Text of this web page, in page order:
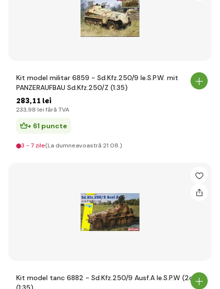
Kit model militar 6859 - Sd.Kfz.250/9 le.S.P.W. mit
PANZERAUFBAU Sd.Kfz.250/Z (1:35)
283,11 lei
233,98 lei fără TVA
+ 61 puncte
3 - 7 zile(La dumneavoastră 21.08.)
Kit model tanc 6882 - Sd.Kfz.250/9 Ausf.A le.S.P.W (2cm)